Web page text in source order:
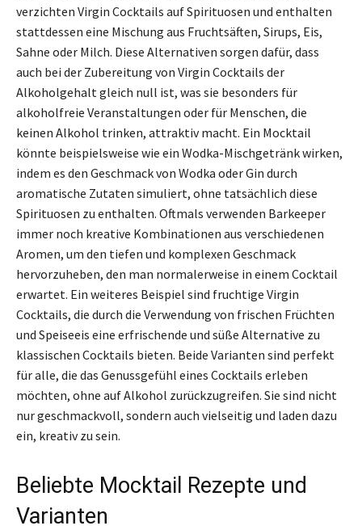
verzichten Virgin Cocktails auf Spirituosen und enthalten
stattdessen eine Mischung aus Fruchtsäften, Sirups, Eis,
Sahne oder Milch. Diese Alternativen sorgen dafür, dass
auch bei der Zubereitung von Virgin Cocktails der
Alkoholgehalt gleich null ist, was sie besonders für
alkoholfreie Veranstaltungen oder für Menschen, die
keinen Alkohol trinken, attraktiv macht. Ein Mocktail
könnte beispielsweise wie ein Wodka-Mischgetränk wirken,
indem es den Geschmack von Wodka oder Gin durch
aromatische Zutaten simuliert, ohne tatsächlich diese
Spirituosen zu enthalten. Oftmals verwenden Barkeeper
immer noch kreative Kombinationen aus verschiedenen
Aromen, um den tiefen und komplexen Geschmack
hervorzuheben, den man normalerweise in einem Cocktail
erwartet. Ein weiteres Beispiel sind fruchtige Virgin
Cocktails, die durch die Verwendung von frischen Früchten
und Speiseeis eine erfrischende und süße Alternative zu
klassischen Cocktails bieten. Beide Varianten sind perfekt
für alle, die das Genussgefühl eines Cocktails erleben
möchten, ohne auf Alkohol zurückzugreifen. Sie sind nicht
nur geschmackvoll, sondern auch vielseitig und laden dazu
ein, kreativ zu sein.
Beliebte Mocktail Rezepte und
Varianten